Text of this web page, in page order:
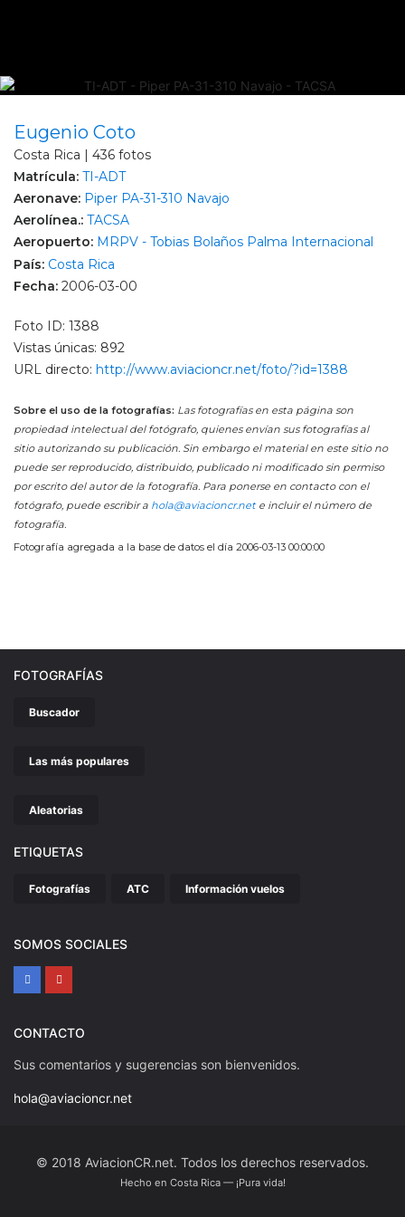
Eugenio Coto
Costa Rica | 436 fotos
Matrícula: TI-ADT
Aeronave: Piper PA-31-310 Navajo
Aerolínea.: TACSA
Aeropuerto: MRPV - Tobias Bolaños Palma Internacional
País: Costa Rica
Fecha: 2006-03-00
Foto ID: 1388
Vistas únicas: 892
URL directo: http://www.aviacioncr.net/foto/?id=1388
Sobre el uso de la fotografías: Las fotografías en esta página son
propiedad intelectual del fotógrafo, quienes envían sus fotografías al
sitio autorizando su publicación. Sin embargo el material en este sitio no
puede ser reproducido, distribuido, publicado ni modificado sin permiso
por escrito del autor de la fotografía. Para ponerse en contacto con el
fotógrafo, puede escribir a hola@aviacioncr.nete incluir el número de
fotografía.
Fotografía agregada a la base de datos el día 2006-03-13 00:00:00
FOTOGRAFÍAS
Buscador
Las más populares
Aleatorias
ETIQUETAS
Fotografías ATC Información vuelos
SOMOS SOCIALES
CONTACTO
Sus comentarios y sugerencias son bienvenidos.
hola@aviacioncr.net
© 2018 AviacionCR.net. Todos los derechos reservados.
Hecho en Costa Rica — ¡Pura vida!